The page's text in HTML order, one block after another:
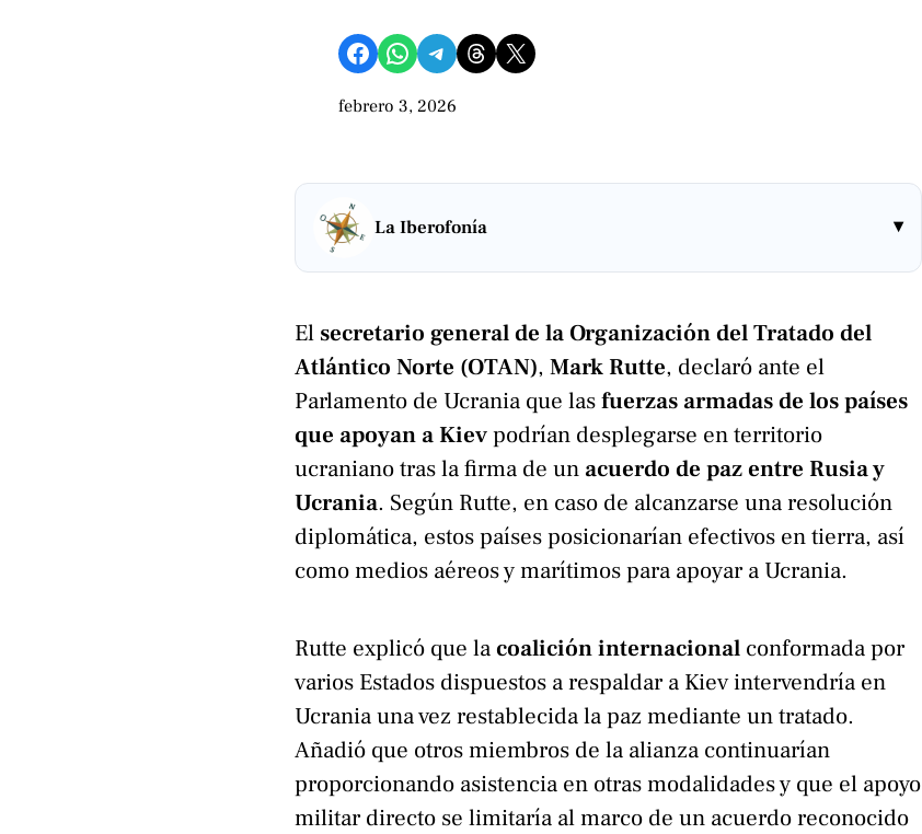
Compartir en Facebook Compartir en WhatsApp Compartir en Telegram Share on Threads Compartir en X
febrero 3, 2026
La Iberofonía ▾
El secretario general de la Organización del Tratado del
Atlántico Norte (OTAN),Mark Rutte, declaró ante el
Parlamento de Ucrania que lasfuerzas armadas de los países
que apoyan a Kievpodrían desplegarse en territorio
ucraniano tras la firma de un acuerdo de paz entre Rusia y
Ucrania. Según Rutte, en caso de alcanzarse una resolución
diplomática, estos países posicionarían efectivos en tierra, así
como medios aéreos y marítimos para apoyar a Ucrania.
Rutte explicó que lacoalición internacional conformada por
varios Estados dispuestos a respaldar a Kiev intervendría en
Ucrania una vez restablecida la paz mediante un tratado.
Añadió que otros miembros de la alianza continuarían
proporcionando asistencia en otras modalidades y que el apoyo
militar directo se limitaría al marco de un acuerdo reconocido